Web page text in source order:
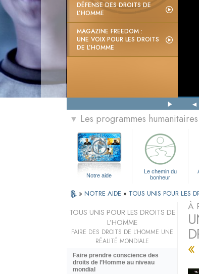
DÉFENSE DES DROITS DE
L’HOMME
MAGAZINE FREEDOM :
UNE VOIX POUR LES DROITS
DE L’HOMME
▼ Les programmes
Notre aide
Le chemin du
bonheur
» NOTRE AIDE » TOUS UNIS POUR LES
À
TOUS UNIS POUR LES DROITS DE
L’HOMME
FAIRE DES DROITS DE L’HOMME UNE
RÉALITÉ MONDIALE
Faire prendre conscience des
droits de l’Homme au niveau
mondial